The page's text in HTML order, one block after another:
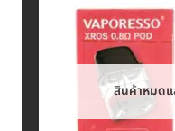
สินค้าหมดแ